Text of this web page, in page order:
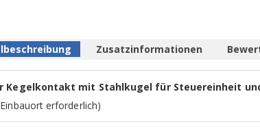
Kegelkontakt mit Stahlkugel für Steuereinheit
erforderlich)
Zusatzinformationen